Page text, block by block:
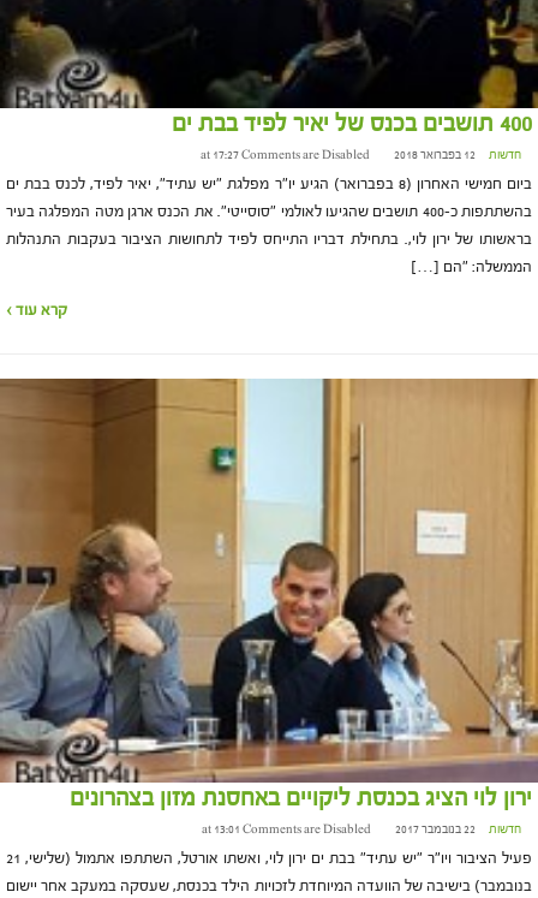
400 תושבים בכנס של יאיר לפיד בבת ים
חדשות 12 בפברואר 2018 at 17:27 Comments are Disabled
ביום חמישי האחרון (8 בפברואר) הגיע יו"ר מפלגת "יש עתיד", יאיר לפיד, לכנס בבת ים
בהשתתפות כ-400 תושבים שהגיעו לאולמי "סוסייטי". את הכנס ארגן מטה המפלגה בעיר
בראשותו של ירון לוי,. בתחילת דבריו התייחס לפיד לתחושות הציבור בעקבות התנהלות
הממשלה: "הם […]
קרא עוד ›
ירון לוי הציג בכנסת ליקויים באחסנת מזון בצהרונים
חדשות 22 בנובמבר 2017 at 13:01 Comments are Disabled
פעיל הציבור ויו"ר "יש עתיד" בבת ים ירון לוי, ואשתו אורטל, השתתפו אתמול (שלישי, 21
בנובמבר) בישיבה של הוועדה המיוחדת לזכויות הילד בכנסת, שעסקה במעקב אחר יישום